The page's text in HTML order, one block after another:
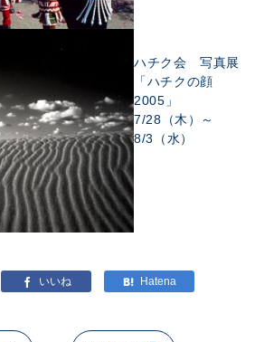
ハチク会 写真展
「ハチクの顔
2005」
7/28（木）～
8/3（水）